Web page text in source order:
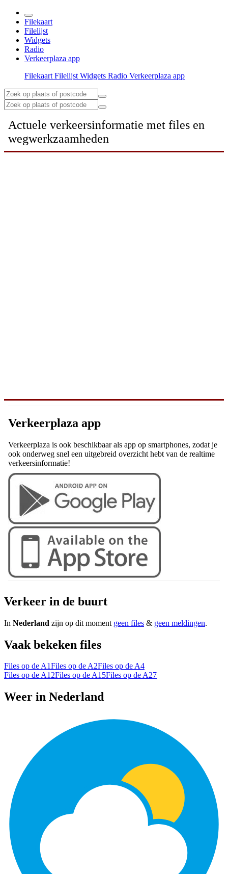
Filekaart
Filelijst
Widgets
Radio
Verkeerplaza app
Filekaart Filelijst Widgets Radio Verkeerplaza app
Actuele verkeersinformatie met files en
wegwerkzaamheden
Verkeerplaza app
Verkeerplaza is ook beschikbaar als app op smartphones, zodat je
ook onderweg snel een uitgebreid overzicht hebt van de realtime
verkeersinformatie!
Verkeer in de buurt
In Nederland zijn op dit moment geen files & geen meldingen.
Vaak bekeken files
Files op de A1Files op de A2Files op de A4
Files op de A12Files op de A15Files op de A27
Weer in Nederland